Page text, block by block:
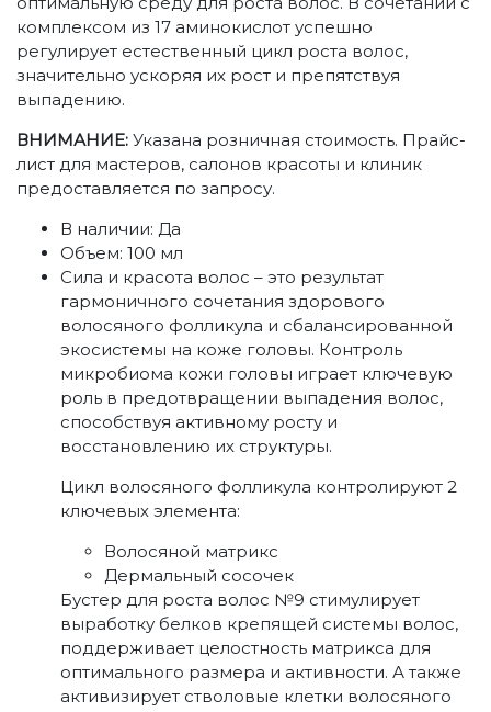
комплексом из 17 аминокислот успешно
регулирует естественный цикл роста волос,
значительно ускоряя их рост и препятствуя
выпадению.
ВНИМАНИЕ: Указана розничная стоимость. Прайс-
лист для мастеров, салонов красоты и клиник
предоставляется по запросу.
В наличии: Да
Объем: 100 мл
Сила и красота волос – это результат
гармоничного сочетания здорового
волосяного фолликула и сбалансированной
экосистемы на коже головы. Контроль
микробиома кожи головы играет ключевую
роль в предотвращении выпадения волос,
способствуя активному росту и
восстановлению их структуры.
Цикл волосяного фолликула контролируют 2
ключевых элемента:
Волосяной матрикс
Дермальный сосочек
Бустер для роста волос №9 стимулирует
выработку белков крепящей системы волос,
поддерживает целостность матрикса для
оптимального размера и активности. А также
активизирует стволовые клетки волосяного